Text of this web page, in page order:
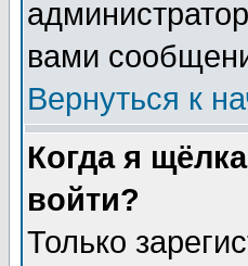
вами
Вернуться к
Когда я
войти?
Только